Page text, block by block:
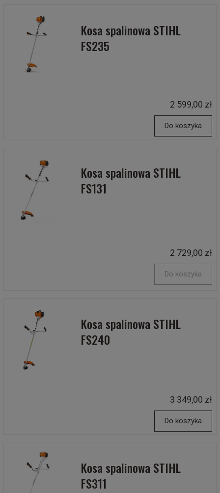
Kosa spalinowa STIHL
FS235
2 599,00 zł
Do koszyka
Kosa spalinowa STIHL
FS131
2 729,00 zł
Do koszyka
Kosa spalinowa STIHL
FS240
3 349,00 zł
Do koszyka
Kosa spalinowa STIHL
FS311